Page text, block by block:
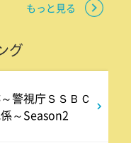
…アノ人が退場で
悪いの? 令和
いの場「相席
もっと見る
グ
警視庁ＳＳＢＣ
～Season2